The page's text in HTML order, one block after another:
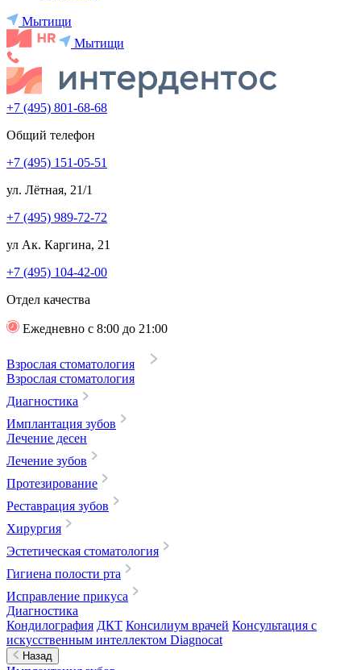
Мытищи
Мытищи
+7 (495) 801-68-68
Общий телефон
+7 (495) 151-05-51
ул. Лётная, 21/1
+7 (495) 989-72-72
ул Ак. Каргина, 21
+7 (495) 104-42-00
Отдел качества
Ежедневно с 8:00 до 21:00
Взрослая стоматология
Взрослая стоматология
Диагностика
Имплантация зубов
Лечение десен
Лечение зубов
Протезирование
Реставрация зубов
Хирургия
Эстетическая стоматология
Гигиена полости рта
Исправление прикуса
Диагностика
Кондилография ДКТ Консилиум врачей Консультация с
искусственным интеллектом Diagnocat
Назад